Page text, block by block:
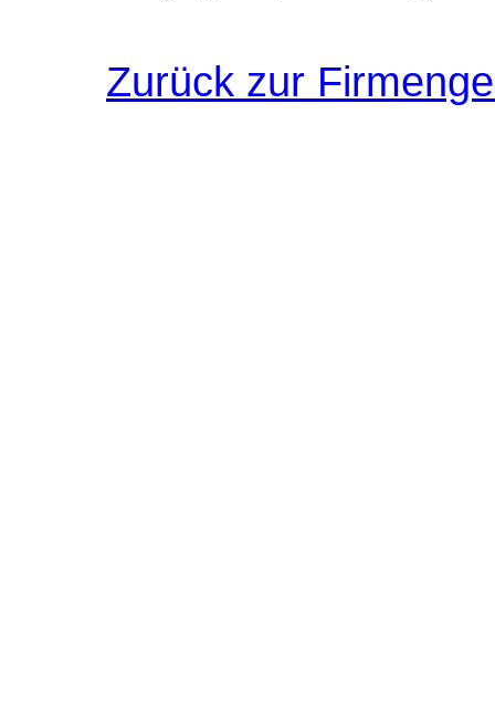
Zurück zur